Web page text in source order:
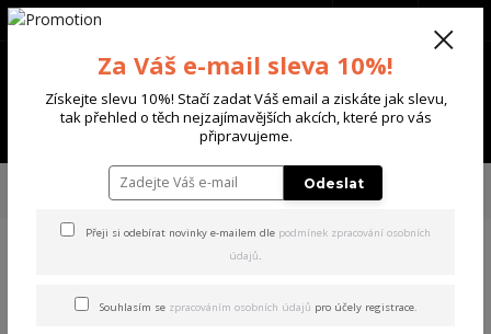
Menu
+420 702 136 620
MIKINY
Yakuza pánská mikina s kapucí Winners Allover
Hoodie black 5XL
kapucí Winners Allover
Za Váš e-mail sleva 10%!
Získejte slevu 10%! Stačí zadat Váš email a ziskáte jak slevu,
tak přehled o těch nejzajímavějších akcích, které pro vás
připravujeme.
Odeslat
Přeji si odebírat novinky e-mailem dle podmínek zpracování osobních
údajů.
Souhlasím se zpracováním osobních údajů pro účely registrace.